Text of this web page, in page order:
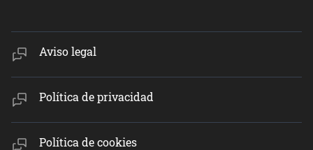
Aviso legal
Política de privacidad
Política de cookies